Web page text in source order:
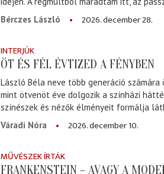
Bérczes László
2026. december 28.
INTERJÚK
ÖT ÉS FÉL ÉVTIZED A FÉNYBEN
László Béla neve több generáció
mint ötvenöt éve dolgozik a színházi
színészek és nézők élményeit formálja
Váradi Nóra
2026. december 10.
MŰVÉSZEK ÍRTÁK
FRANKENSTEIN – AVAGY A